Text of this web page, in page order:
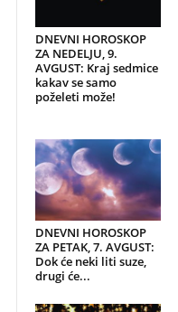
DNEVNI HOROSKOP
ZA NEDELJU, 9.
AVGUST: Kraj sedmice
kakav se samo
poželeti može!
DNEVNI HOROSKOP
ZA PETAK, 7. AVGUST:
Dok će neki liti suze,
drugi će...